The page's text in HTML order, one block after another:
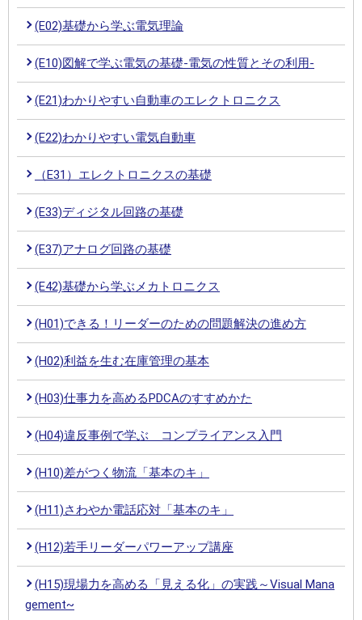
(E02)基礎から学ぶ電気理論
(E10)図解で学ぶ電気の基礎-電気の性質とその利用-
(E21)わかりやすい自動車のエレクトロニクス
(E22)わかりやすい電気自動車
（E31）エレクトロニクスの基礎
(E33)ディジタル回路の基礎
(E37)アナログ回路の基礎
(E42)基礎から学ぶメカトロニクス
(H01)できる！リーダーのための問題解決の進め方
(H02)利益を生む在庫管理の基本
(H03)仕事力を高めるPDCAのすすめかた
(H04)違反事例で学ぶ コンプライアンス入門
(H10)差がつく物流「基本のキ」
(H11)さわやか電話応対「基本のキ」
(H12)若手リーダーパワーアップ講座
(H15)現場力を高める「見える化」の実践～Visual Mana
gement~